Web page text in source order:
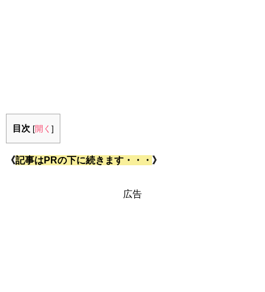
目次 [開く ]
《記事はPRの下に続きます・・・ 》
広告